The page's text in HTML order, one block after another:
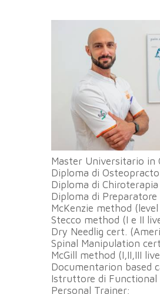
Master Universitario in
Diploma di
Diploma di
Diploma di
McKenzie method (level
Stecco method (I e II
Dry Needlig cert.
Spinal Manipulation
McGill method (I,II,III
Documentarion based
Istruttore di Functional
Personal Trainer;